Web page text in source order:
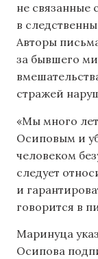
не связанные
в
Авторы
за бывшего
стражей
«Мы много
Осиповым и
человеком
следует
и
говорится в
Маринуца
Осипова